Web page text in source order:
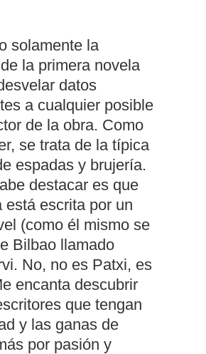
solamente la
la primera novela
datos
a cualquier posible
de la obra. Como
se trata de la típica
espadas y brujería.
destacar es que
está escrita por un
(como él mismo se
Bilbao llamado
No, no es Patxi, es
encanta descubrir
que tengan
y las ganas de
por pasión y